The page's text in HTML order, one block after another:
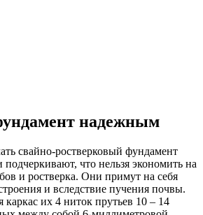
надежным
свайно-ростверковый фундамент
что нельзя экономить на
и ростверка. Они примут на себя
и вследствие пучения почвы.
каркас их 4 ниток прутьев 10 – 14